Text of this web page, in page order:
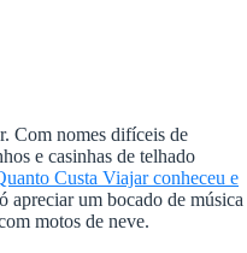
Com nomes difíceis de
e casinhas de telhado
Custa Viajar conheceu e
apreciar um bocado de música
motos de neve.